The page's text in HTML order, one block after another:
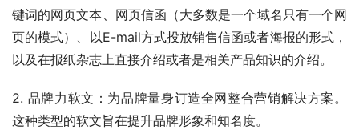
键词的网页文本、网页信函（大多数是一个域名只有一个网
页的模式）、以E-mail方式投放销售信函或者海报的形式，
以及在报纸杂志上直接介绍或者是相关产品知识的介绍。
2. 品牌力软文：为品牌量身订造全网整合营销解决方案。
这种类型的软文旨在提升品牌形象和知名度。